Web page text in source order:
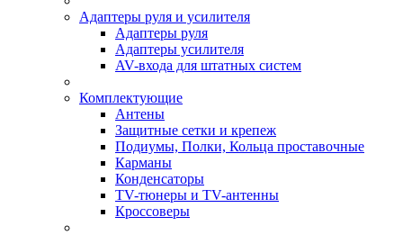
Адаптеры руля и усилителя
Адаптеры руля
Адаптеры усилителя
AV-входа для штатных систем
Комплектующие
Антены
Защитные сетки и крепеж
Подиумы, Полки, Кольца проставочные
Карманы
Конденсаторы
TV-тюнеры и TV-антенны
Кроссоверы